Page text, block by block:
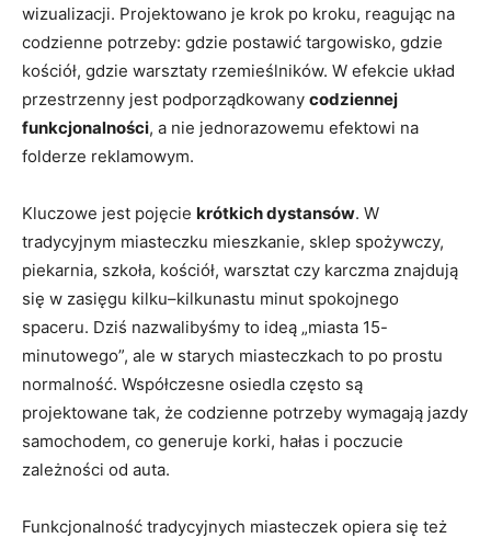
wizualizacji. Projektowano je krok po kroku, reagując na
codzienne potrzeby: gdzie postawić targowisko, gdzie
kościół, gdzie warsztaty rzemieślników. W efekcie układ
przestrzenny jest podporządkowany codziennej
funkcjonalności, a nie jednorazowemu efektowi na
folderze reklamowym.
Kluczowe jest pojęcie krótkich dystansów. W
tradycyjnym miasteczku mieszkanie, sklep spożywczy,
piekarnia, szkoła, kościół, warsztat czy karczma znajdują
się w zasięgu kilku–kilkunastu minut spokojnego
spaceru. Dziś nazwalibyśmy to ideą „miasta 15-
minutowego”, ale w starych miasteczkach to po prostu
normalność. Współczesne osiedla często są
projektowane tak, że codzienne potrzeby wymagają jazdy
samochodem, co generuje korki, hałas i poczucie
zależności od auta.
Funkcjonalność tradycyjnych miasteczek opiera się też